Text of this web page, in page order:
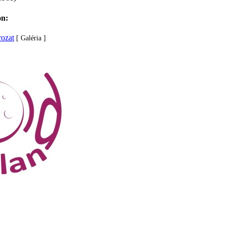
[ Galéria ]